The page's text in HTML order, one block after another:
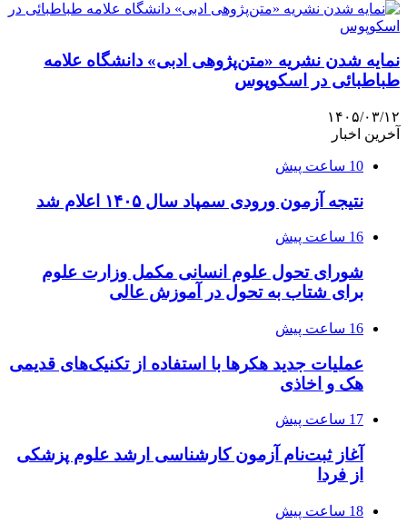
نمایه شدن نشریه «متن‌پژوهی ادبی» دانشگاه علامه
طباطبائی در اسکوپوس
۱۴۰۵/۰۳/۱۲
آخرین اخبار
10 ساعت پیش
نتیجه آزمون ورودی سمپاد سال ۱۴۰۵ اعلام شد
16 ساعت پیش
شورای تحول علوم انسانی مکمل وزارت علوم
برای شتاب به تحول در آموزش عالی
16 ساعت پیش
عملیات جدید هکرها با استفاده از تکنیک‌های قدیمی
هک و اخاذی
17 ساعت پیش
آغاز ثبت‌نام‌ آزمون کارشناسی ارشد علوم پزشکی
از فردا
18 ساعت پیش